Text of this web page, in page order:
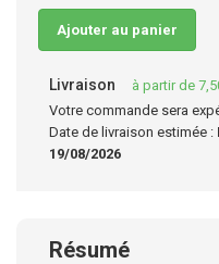
Ajouter au panier
Livraison
à partir de
Votre commande sera
Date de livraison estimée :
19/08/2026
Résumé